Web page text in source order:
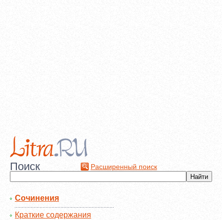
Поиск Расширенный поиск
Сочинения
Краткие содержания